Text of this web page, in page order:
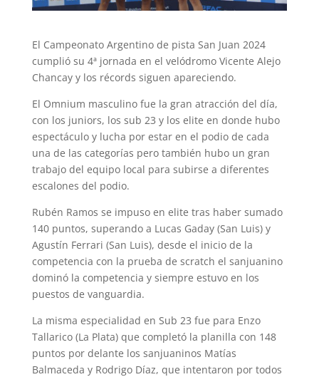
El Campeonato Argentino de pista San Juan 2024
cumplió su 4ª jornada en el velódromo Vicente Alejo
Chancay y los récords siguen apareciendo.
El Omnium masculino fue la gran atracción del día,
con los juniors, los sub 23 y los elite en donde hubo
espectáculo y lucha por estar en el podio de cada
una de las categorías pero también hubo un gran
trabajo del equipo local para subirse a diferentes
escalones del podio.
Rubén Ramos se impuso en elite tras haber sumado
140 puntos, superando a Lucas Gaday (San Luis) y
Agustín Ferrari (San Luis), desde el inicio de la
competencia con la prueba de scratch el sanjuanino
dominó la competencia y siempre estuvo en los
puestos de vanguardia.
La misma especialidad en Sub 23 fue para Enzo
Tallarico (La Plata) que completó la planilla con 148
puntos por delante los sanjuaninos Matías
Balmaceda y Rodrigo Díaz, que intentaron por todos